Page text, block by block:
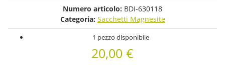
Numero articolo: BDI-630118
Categoria: Sacchetti Magnesite
1 pezzo disponibile
20,00 €